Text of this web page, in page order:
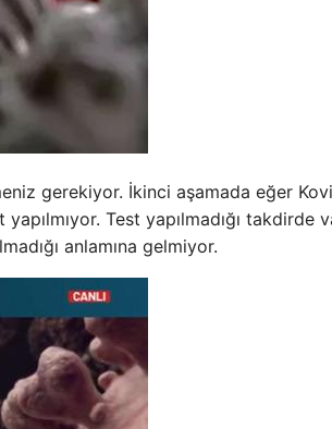
gerekiyor. İkinci aşamada eğer
Test yapılmadığı takdirde
anlamına gelmiyor.